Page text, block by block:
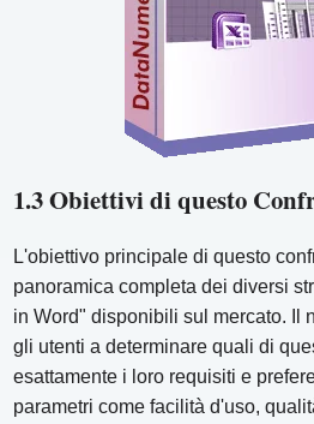
1.3 Obiettivi di questo
L'obiettivo principale di questo
panoramica completa dei diversi
in Word" disponibili sul mercato. Il
gli utenti a determinare quali di
esattamente i loro requisiti e
parametri come facilità d'uso,